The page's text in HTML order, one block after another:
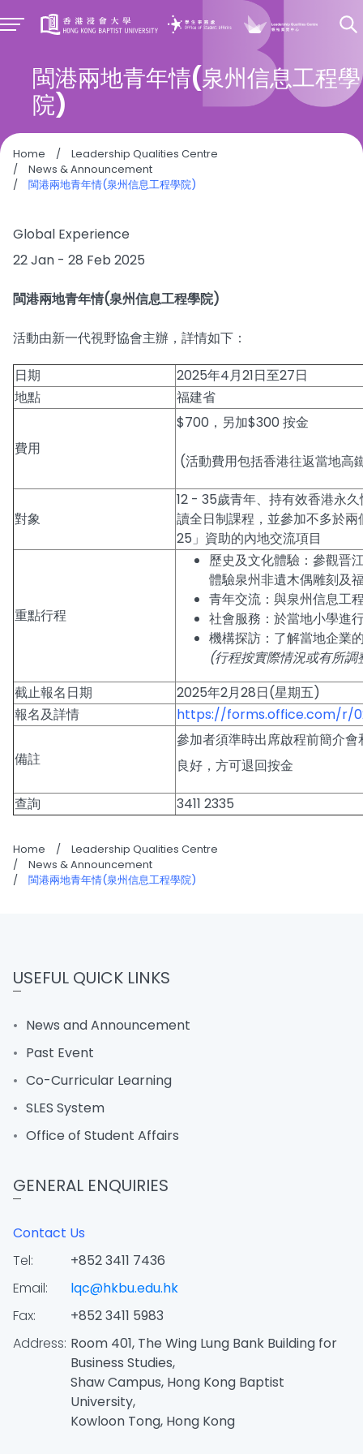
閩港兩地青年情(泉州信息工程學
院)
Home /
Leadership Qualities Centre
/
News & Announcement
/
閩港兩地青年情(泉州信息工程學院)
Global Experience
22 Jan - 28 Feb 2025
閩港兩地青年情(泉州信息工程學院)
活動由新一代視野協會主辦，詳情如下：
日期
2025年4月21日至27日
地點
福建省
費用
$700，另加$300 按金
(活動費用包括香港往返當地高
對象
12 - 35歲青年、持有效香港永
讀全日制課程，並參加不多於
25」資助的內地交流項目
重點行程
歷史及文化體驗：參觀晋
體驗泉州非遺木偶雕刻及
青年交流：與泉州信息工
社會服務：於當地小學進
機構探訪：了解當地企業
(行程按實際情況或有所調
截止報名日期
2025年2月28日(星期五)
報名及詳情
https://forms.office.com/r/
備註
參加者須準時出席啟程前簡介
良好，方可退回按金
查詢 3411 2335
Home /
Leadership Qualities Centre
/
News & Announcement
/
閩港兩地青年情(泉州信息工程學院)
USEFUL QUICK LINKS
News and Announcement
Past Event
Co-Curricular Learning
SLES System
Office of Student Affairs
GENERAL ENQUIRIES
Contact Us
Tel:
+852 3411 7436
Email:
lqc@hkbu.edu.hk
Fax:
+852 3411 5983
Address: Room 401, The Wing Lung Bank Building for
Business Studies,
Shaw Campus, Hong Kong Baptist
University,
Kowloon Tong, Hong Kong